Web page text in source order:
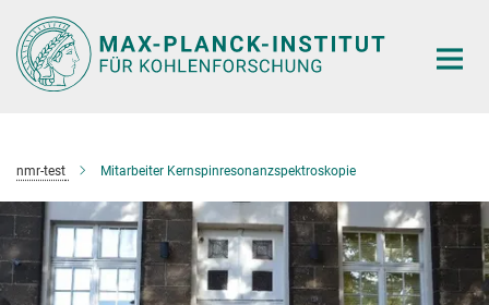
Hauptinhalt
nmr-test Mitarbeiter Kernspinresonanzspektroskopie